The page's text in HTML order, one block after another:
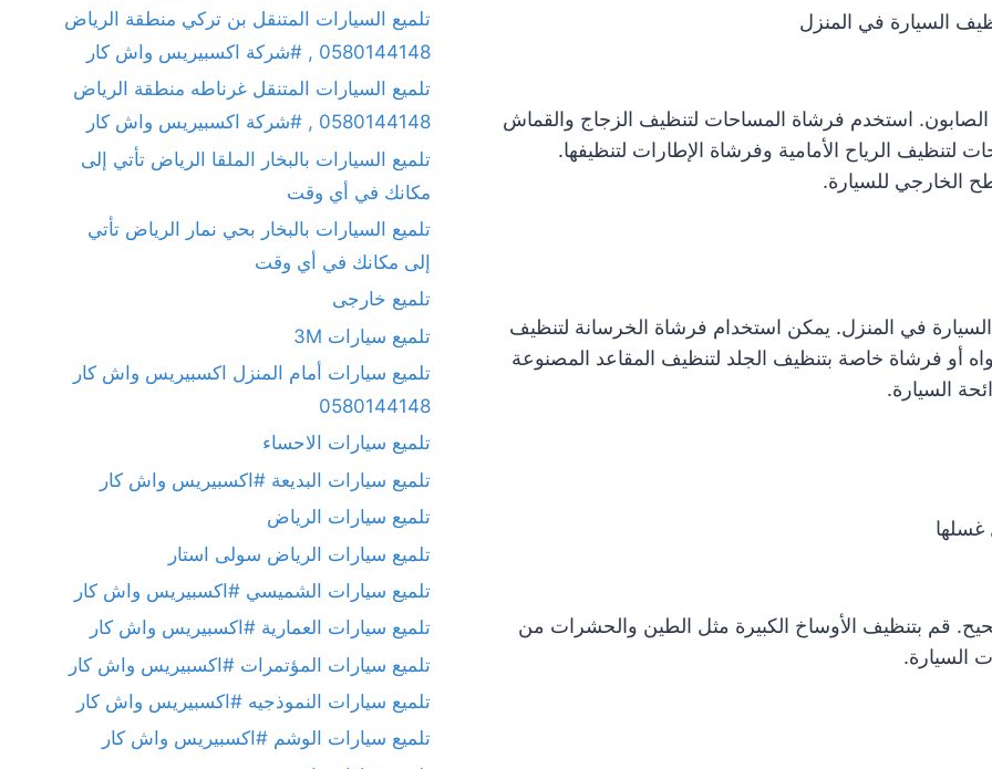
استخدم فرشاة المساحات لتنظيف الزجاج والقماش
الرياح الأمامية وفرشاة الإطارات لتنظيفها.
الخارجي للسيارة.
في المنزل. يمكن استخدام فرشاة الخرسانة لتنظيف
أو فرشاة خاصة بتنظيف الجلد لتنظيف المقاعد المصنوعة
السيارة.
قم بتنظيف الأوساخ الكبيرة مثل الطين والحشرات من
السيارة.
تلميع السيارات المتنقل بن تركي منطقة الرياض
0580144148 , #شركة اكسبيريس واش كار
تلميع السيارات المتنقل غرناطه منطقة الرياض
0580144148 , #شركة اكسبيريس واش كار
تلميع السيارات بالبخار الملقا الرياض تأتي إلى
مكانك في أي وقت
تلميع السيارات بالبخار بحي نمار الرياض تأتي
إلى مكانك في أي وقت
تلميع خارجى
تلميع سيارات 3M
تلميع سيارات أمام المنزل اكسبيريس واش كار
0580144148
تلميع سيارات الاحساء
تلميع سيارات البديعة #اكسبيريس واش كار
تلميع سيارات الرياض
تلميع سيارات الرياض سولى استار
تلميع سيارات الشميسي #اكسبيريس واش كار
تلميع سيارات العمارية #اكسبيريس واش كار
تلميع سيارات المؤتمرات #اكسبيريس واش كار
تلميع سيارات النموذجيه #اكسبيريس واش كار
تلميع سيارات الوشم #اكسبيريس واش كار